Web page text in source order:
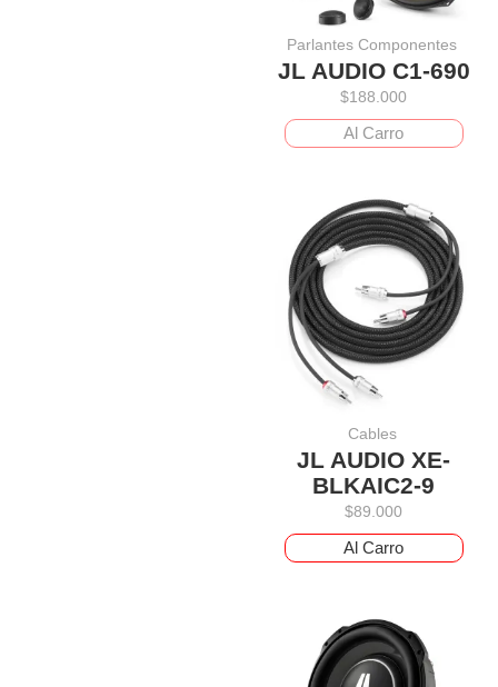
Parlantes Componentes
JL AUDIO C1-690
$188.000
Al Carro
Cables
JL AUDIO XE-
BLKAIC2-9
$89.000
Al Carro